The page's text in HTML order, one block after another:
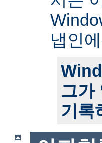
냅인
그가
기록